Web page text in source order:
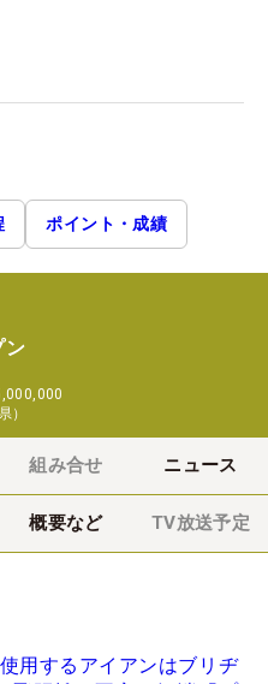
ポイント・成績
ン
）
組み合せ ニュース
概要など TV放送予定
用するアイアンはブリヂ